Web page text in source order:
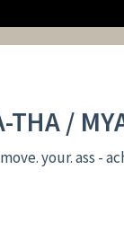
THA /
your. ass -